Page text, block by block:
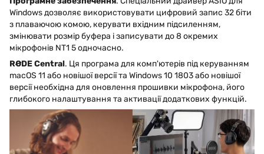
Windows дозволяє використовувати цифровий запис 32 біти
з плаваючою комою, керувати вхідним підсиленням,
змінювати розмір буфера і записувати до 8 окремих
мікрофонів NT1 5 одночасно.
RØDE Central. Ця програма для комп'ютерів під керуванням
macOS 11 або новішої версії та Windows 10 1803 або новішої
версії необхідна для оновлення прошивки мікрофона, його
глибокого налаштування та активації додаткових функцій.